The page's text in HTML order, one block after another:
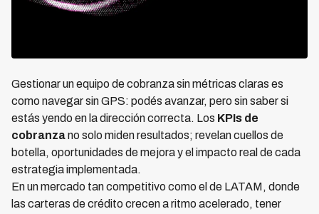
Gestionar un equipo de cobranza sin métricas claras es
como navegar sin GPS: podés avanzar, pero sin saber si
estás yendo en la dirección correcta. Los KPIs de
cobranzano solo miden resultados; revelan cuellos de
botella, oportunidades de mejora y el impacto real de cada
estrategia implementada.
En un mercado tan competitivo como el de LATAM, donde
las carteras de crédito crecen a ritmo acelerado, tener